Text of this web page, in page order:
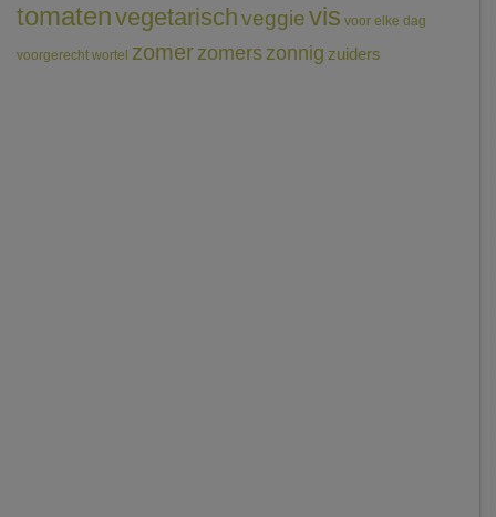
tomatenvegetarischveggievis voor elke dag
voorgerecht wortel zomerzomerszonnig zuiders